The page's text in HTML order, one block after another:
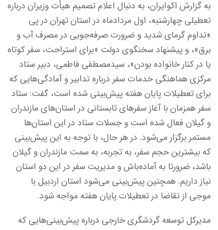
به گزارش اکوایران، به دنبال اعلام تصمیم هیأت وزیران درباره
تعطیلی چهارشنبه، اول مردادماه در استان تهران در پی
«تداوم گرمای شدید و ضرورت صرفه‌جویی در مصرف آب و
برق»، و پیشنهاد سخنگوی دولت «برای استراحت، سفر کوتاه
یا در کنار خانواده بودن»، سیدمصطفی فاطمی، دبیر ستاد
مرکزی هماهنگی خدمات سفر درباره تدابیر و آمادگی‌هایی که
برای تعطیلات پایان هفته پیش‌بینی شده است، گفت: ستاد
سفر همزمان با آغاز سفرهای تابستانی در استان‌های مازندران
و گیلان فعال شده است و جسلات ستاد در این استان‌ها
مستمر برگزار می‌شود. در هر حال، با توجه به این پیش‌بینی
که بیشترین حجم سفر، به تجربه، به سمت مازندران و گیلان
باشد، ضرورتا به آماده‌باش و مدیریت سفر در این دو استان
نیاز داریم. همچنین پیش‌بینی می‌شود استان اردبیل با
موجی از تقاضا در تعطیلات پایان هفته مواجه شود.
مدیرکل توسعه گردشگری خارجی درباره پیش‌بینی‌هایی که